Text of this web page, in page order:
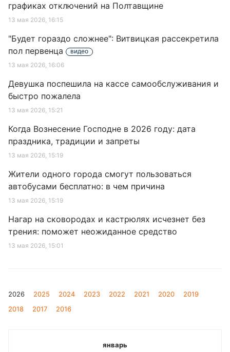
графиках отключений на Полтавщине
13 мая 2026, 16:15
"Будет гораздо сложнее": Витвицкая рассекретила
пол первенца
видео
13 мая 2026, 16:06
Девушка поспешила на кассе самообслуживания и
быстро пожалела
13 мая 2026, 15:21
Когда Вознесение Господне в 2026 году: дата
праздника, традиции и запреты
13 мая 2026, 15:19
Жители одного города смогут пользоваться
автобусами бесплатно: в чем причина
13 мая 2026, 15:19
Нагар на сковородах и кастрюлях исчезнет без
трения: поможет неожиданное средство
13 мая 2026, 15:01
2026 2025 2024 2023 2022 2021 2020
2019
2018
2017 2016
январь